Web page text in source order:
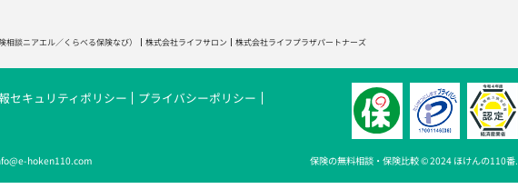
相談ニアエル／くらべる保険なび） 株式会社ライフサロン 株式会社ライフプラザパートナーズ
セキュリティポリシー
プライバシーポリシー
hoken110.com
保険の無料相談・保険比較 © 2024 ほけんの110番.